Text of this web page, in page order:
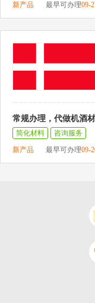
新产品
最早可办理09-
常规办理，代做机酒
简化材料
咨询服务
新产品
最早可办理09-